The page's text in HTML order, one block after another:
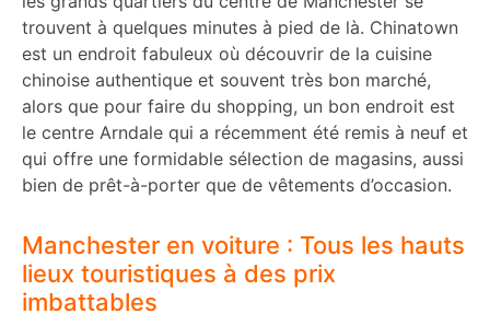
trouvent à quelques minutes à pied de là. Chinatown
est un endroit fabuleux où découvrir de la cuisine
chinoise authentique et souvent très bon marché,
alors que pour faire du shopping, un bon endroit est
le centre Arndale qui a récemment été remis à neuf et
qui offre une formidable sélection de magasins, aussi
bien de prêt-à-porter que de vêtements d’occasion.
Manchester en voiture : Tous les hauts
lieux touristiques à des prix
imbattables